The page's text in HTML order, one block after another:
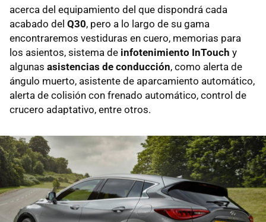
acerca del equipamiento del que dispondrá cada
acabado del Q30, pero a lo largo de su gama
encontraremos vestiduras en cuero, memorias para
los asientos, sistema de infotenimiento InTouch y
algunas asistencias de conducción, como alerta de
ángulo muerto, asistente de aparcamiento automático,
alerta de colisión con frenado automático, control de
crucero adaptativo, entre otros.